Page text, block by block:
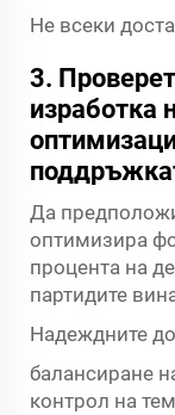
Не всеки
3.
изработка
Да
оптимизира
процентa на
партидите
Надеждните
балансиране
контрол на